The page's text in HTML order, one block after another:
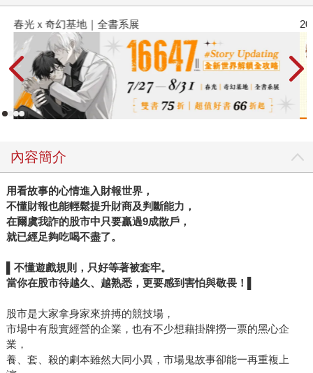
春光ｘ奇幻基地｜全書系展
內容簡介
用看故事的心情進入財報世界，
不懂財報也能輕鬆提升財商及判斷能力，
在爾虞我詐的股市中只要贏過9成散戶，
就已經足夠吃喝不盡了。
不懂遊戲規則，只好等著被套牢。
當你在股市待越久、越熟悉，更要感到害怕與敬畏！
股市是大家拿身家來拚搏的競技場，
市場中有殷實經營的企業，也有不少想藉掛牌撈一票的黑心企
業，
養、套、殺的劇本雖然大同小異，市場鬼故事卻能一再重複上